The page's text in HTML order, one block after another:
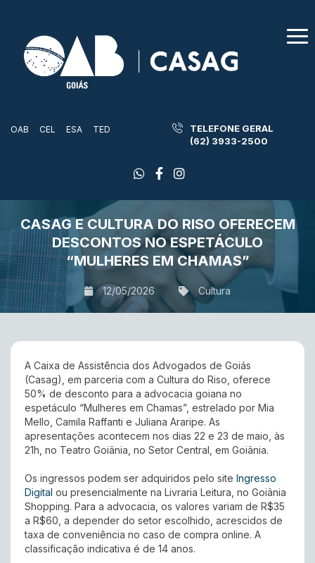
OAB CEL ESA TED
TELEFONE GERAL
(62) 3933-2500
CASAG E CULTURA DO RISO OFERECEM
DESCONTOS NO ESPETÁCULO
“MULHERES EM CHAMAS”
12/05/2026 Cultura
A Caixa de Assistência dos Advogados de Goiás
(Casag), em parceria com a Cultura do Riso, oferece
50% de desconto para a advocacia goiana no
espetáculo “Mulheres em Chamas”, estrelado por Mia
Mello, Camila Raffanti e Juliana Araripe. As
apresentações acontecem nos dias 22 e 23 de maio, às
21h, no Teatro Goiânia, no Setor Central, em Goiânia.
Os ingressos podem ser adquiridos pelo site Ingresso
Digital ou presencialmente na Livraria Leitura, no Goiânia
Shopping. Para a advocacia, os valores variam de R$35
a R$60, a depender do setor escolhido, acrescidos de
taxa de conveniência no caso de compra online. A
classificação indicativa é de 14 anos.